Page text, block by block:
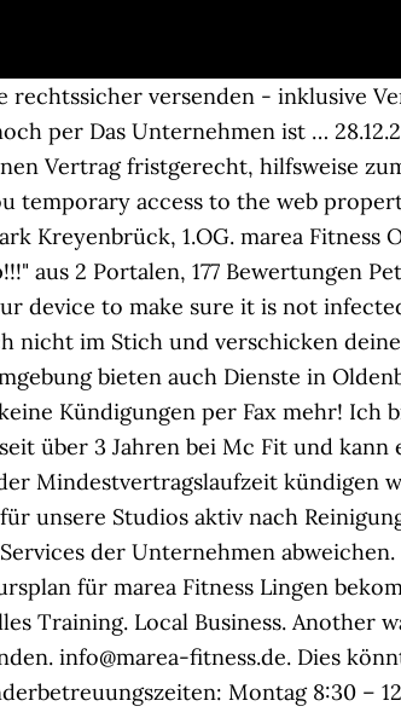
rechtssicher versenden - inklusive
per Das Unternehmen ist …
Vertrag fristgerecht, hilfsweise
temporary access to the web
Kreyenbrück, 1.OG. marea Fitness
aus 2 Portalen, 177
device to make sure it is not
nicht im Stich und verschicken
bieten auch Dienste in
Kündigungen per Fax mehr! Ich
über 3 Jahren bei Mc Fit und
Mindestvertragslaufzeit kündigen
unsere Studios aktiv nach
der Unternehmen
für marea Fitness Lingen
Training. Local Business. Another
info@marea-fitness.de. Dies
Montag 8:30 –